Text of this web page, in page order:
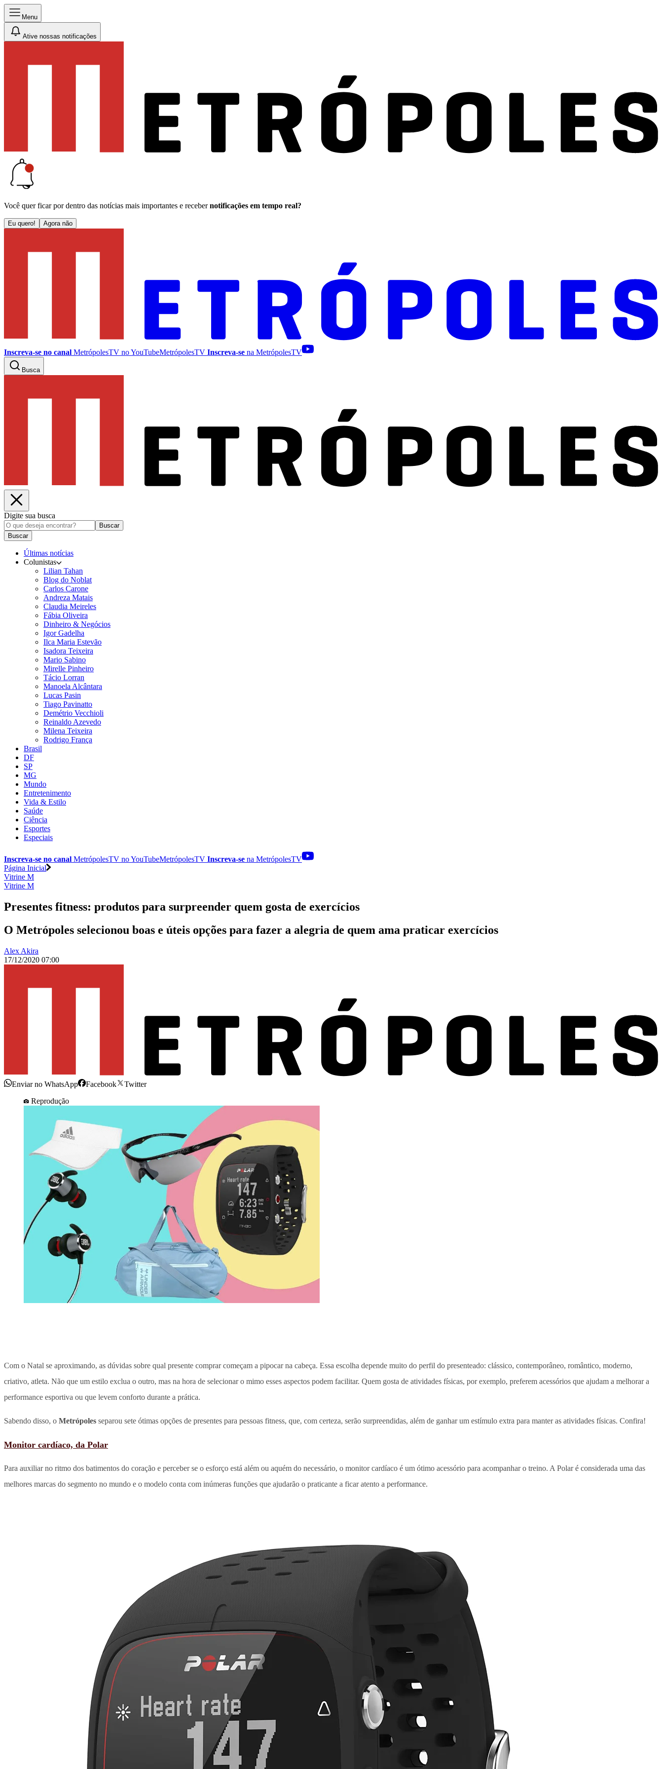
Menu
Ative nossas notificações
Você quer ficar por dentro das notícias mais importantes e receber notificações em tempo real?
Eu quero! Agora não
Inscreva-se no canal MetrópolesTV noYouTubeMetrópolesTV Inscreva-se na MetrópolesTV
Busca
Digite sua busca
Buscar
Buscar
Últimas notícias
Colunistas
Lilian Tahan
Blog do Noblat
Carlos Carone
Andreza Matais
Claudia Meireles
Fábia Oliveira
Dinheiro & Negócios
Igor Gadelha
Ilca Maria Estevão
Isadora Teixeira
Mario Sabino
Mirelle Pinheiro
Tácio Lorran
Manoela Alcântara
Lucas Pasin
Tiago Pavinatto
Demétrio Vecchioli
Reinaldo Azevedo
Milena Teixeira
Rodrigo França
Brasil
DF
SP
MG
Mundo
Entretenimento
Vida & Estilo
Saúde
Ciência
Esportes
Especiais
Inscreva-se no canal MetrópolesTV noYouTubeMetrópolesTV Inscreva-se na MetrópolesTV
Página Inicial
Vitrine M
Vitrine M
Presentes fitness: produtos para surpreender quem gosta de exercícios
O Metrópoles selecionou boas e úteis opções para fazer a alegria de quem ama praticar exercícios
Alex Akira
17/12/2020 07:00
Enviar no WhatsApp Facebook
Twitter
Reprodução
Com o Natal se aproximando, as dúvidas sobre qual presente comprar começam a pipocar na cabeça. Essa escolha depende muito do perfil do presenteado: clássico, contemporâneo, romântico, moderno,
criativo, atleta. Não que um estilo exclua o outro, mas na hora de selecionar o mimo esses aspectos podem facilitar. Quem gosta de atividades físicas, por exemplo, preferem acessórios que ajudam a melhorar a
performance esportiva ou que levem conforto durante a prática.
Sabendo disso, o Metrópoles separou sete ótimas opções de presentes para pessoas fitness, que, com certeza, serão surpreendidas, além de ganhar um estímulo extra para manter as atividades físicas. Confira!
Monitor cardíaco, da Polar
Para auxiliar no ritmo dos batimentos do coração e perceber se o esforço está além ou aquém do necessário, o monitor cardíaco é um ótimo acessório para acompanhar o treino. A Polar é considerada uma das
melhores marcas do segmento no mundo e o modelo conta com inúmeras funções que ajudarão o praticante a ficar atento a performance.